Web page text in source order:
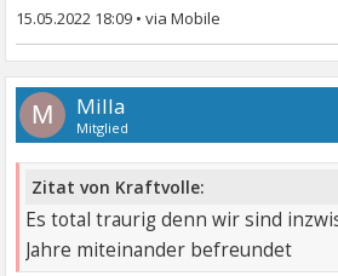
15.05.2022 18:09 •
M Milla
Mitglied
Zitat von Kraftvolle:
Es total traurig denn wir sind
Jahre miteinander befreundet